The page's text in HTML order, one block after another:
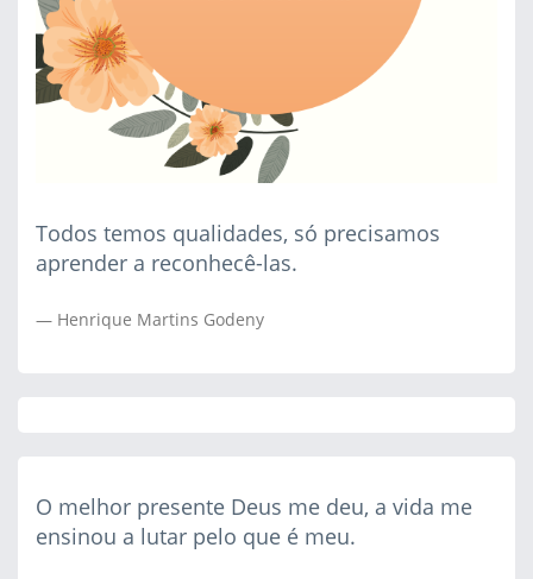
Todos temos qualidades, só precisamos
aprender a reconhecê-las.
Henrique Martins Godeny
O melhor presente Deus me deu, a vida me
ensinou a lutar pelo que é meu.